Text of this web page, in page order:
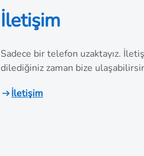
İletişim
Sadece bir telefon uzaktayız.
dilediğiniz zaman bize
İletişim